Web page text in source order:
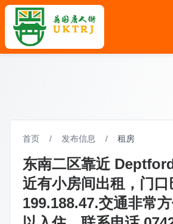
首页 / 发布信息 / 租房
东南二区靠近
近有小房间出租，门口
199.188.47.交通非常